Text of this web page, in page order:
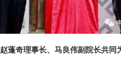
赵蓬奇理事长、马良伟副院长共同